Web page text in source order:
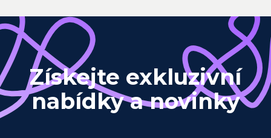
Získejte exkluzivní
nabídky a novinky